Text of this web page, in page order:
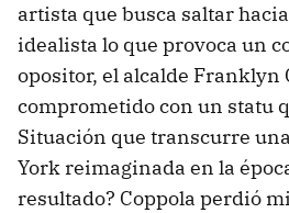
artista que busca saltar
idealista lo que provoca un
opositor, el alcalde Franklyn
comprometido con un statu
Situación que transcurre
York reimaginada en la
resultado? Coppola perdió